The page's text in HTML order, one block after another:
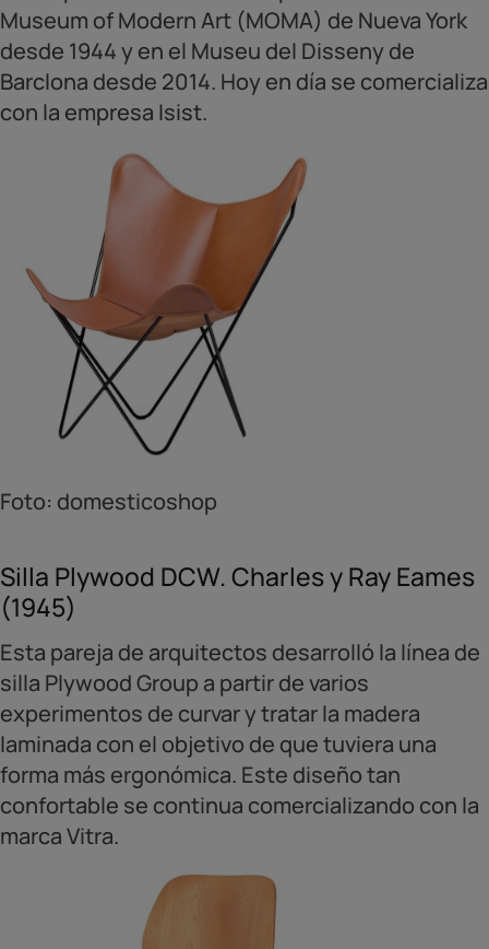
Museum of Modern Art (MOMA) de Nueva York
desde 1944 y en el Museu del Disseny de
Barclona desde 2014. Hoy en día se comercializa
con la empresa Isist.
Foto: domesticoshop
Silla Plywood DCW. Charles y Ray Eames
(1945)
Esta pareja de arquitectos desarrolló la línea de
silla Plywood Group a partir de varios
experimentos de curvar y tratar la madera
laminada con el objetivo de que tuviera una
forma más ergonómica. Este diseño tan
confortable se continua comercializando con la
marca Vitra.